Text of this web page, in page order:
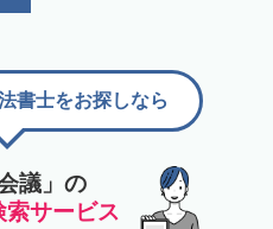
議」の
サービス
書士をお探しなら